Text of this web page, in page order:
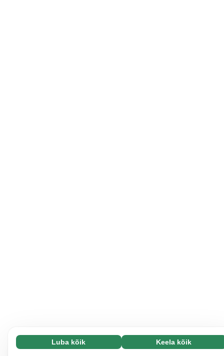
Vajalikud (65)
Luba kõik Keela kõik